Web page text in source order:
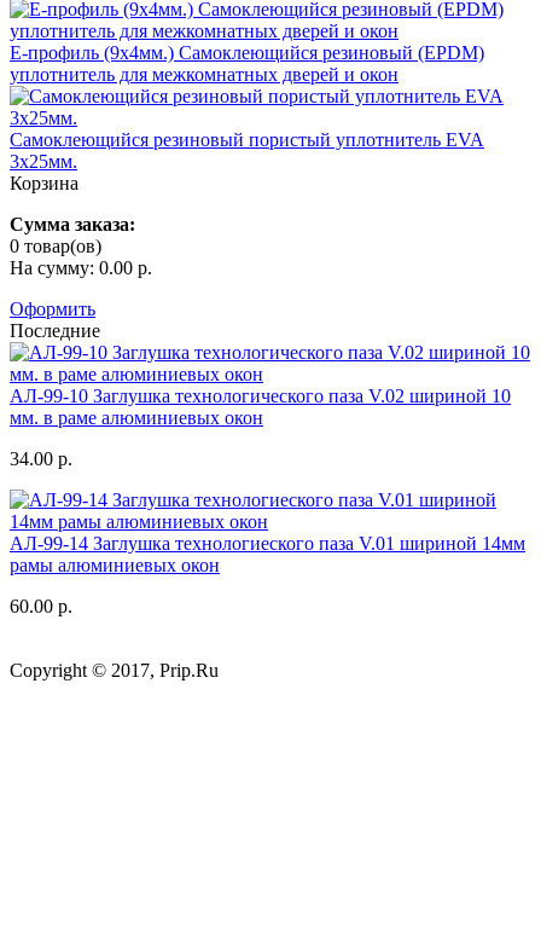
E-профиль (9х4мм.) Самоклеющийся резиновый (EPDM)
уплотнитель для межкомнатных дверей и окон
Самоклеющийся резиновый пористый уплотнитель EVA
3х25мм.
Корзина
Сумма заказа:
0 товар(ов)
На сумму: 0.00 р.
Оформить
Последние
АЛ-99-10 Заглушка технологического паза V.02 шириной 10
мм. в раме алюминиевых окон
34.00 р.
АЛ-99-14 Заглушка технологиеского паза V.01 шириной 14мм
рамы алюминиевых окон
60.00 р.
Copyright © 2017, Prip.Ru